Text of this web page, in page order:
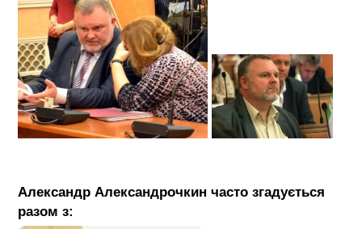
Александр Александрочкин часто згадується
разом з: